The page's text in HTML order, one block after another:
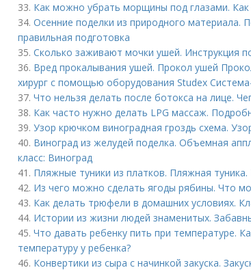
33. Как можно убрать морщины под глазами.
34. Осенние поделки из природного материала.
правильная подготовка
35. Сколько заживают мочки ушей. Инструкция
36. Вред прокалывания ушей. Прокол ушей
хирург с помощью оборудования Studex
37. Что нельзя делать после ботокса на лице.
38. Как часто нужно делать LPG массаж.
39. Узор крючком виноградная гроздь схема.
40. Виноград из желудей поделка. Объемная
класс: Виноград
41. Пляжные туники из платков. Пляжная
42. Из чего можно сделать ягоды рябины. Что
43. Как делать трюфели в домашних условиях.
44. Истории из жизни людей знаменитых.
45. Что давать ребенку пить при температуре.
температуру у ребенка?
46. Конвертики из сыра с начинкой закуска.